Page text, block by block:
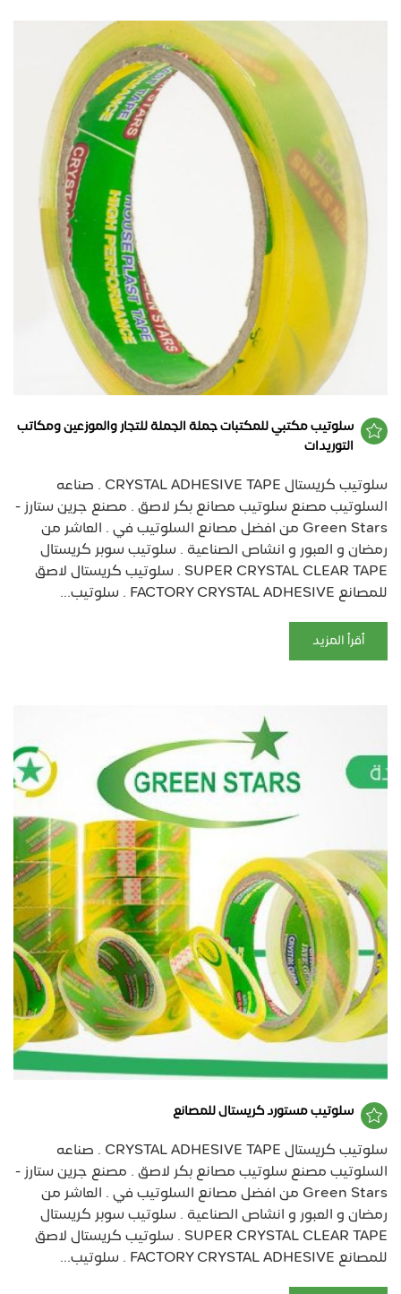
سلوتيب مكتبي للمكتبات جملة الجملة للتجار والموزعين ومكاتب
التوريدات
سلوتيب كريستال CRYSTAL ADHESIVE TAPE . صناعه
السلوتيب مصنع سلوتيب مصانع بكر لاصق . مصنع جرين ستارز -
Green Stars من افضل مصانع السلوتيب في . العاشر من
رمضان و العبور و انشاص الصناعية . سلوتيب سوبر كريستال
SUPER CRYSTAL CLEAR TAPE . سلوتيب كريستال لاصق
للمصانع FACTORY CRYSTAL ADHESIVE . سلوتيب...
أقرأ المزيد
سلوتيب مستورد كريستال للمصانع
سلوتيب كريستال CRYSTAL ADHESIVE TAPE . صناعه
السلوتيب مصنع سلوتيب مصانع بكر لاصق . مصنع جرين ستارز -
Green Stars من افضل مصانع السلوتيب في . العاشر من
رمضان و العبور و انشاص الصناعية . سلوتيب سوبر كريستال
SUPER CRYSTAL CLEAR TAPE . سلوتيب كريستال لاصق
للمصانع FACTORY CRYSTAL ADHESIVE . سلوتيب...